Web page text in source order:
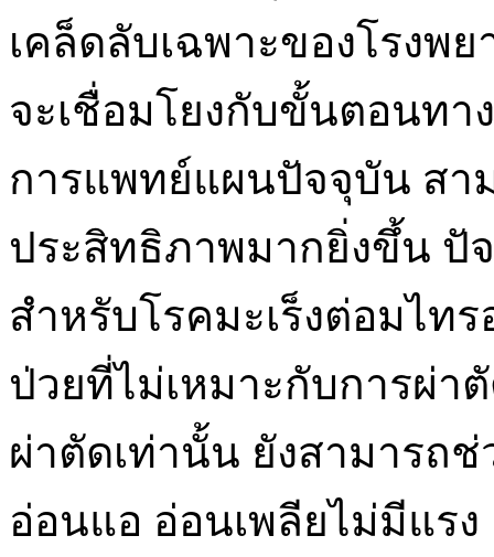
เคล็ดลับเฉพาะของโรงพ
จะเชื่อมโยงกับขั้นตอนท
การแพทย์แผนปัจจุบัน สา
ประสิทธิภาพมากยิ่งขึ้น ปั
สำหรับโรคมะเร็งต่อมไท
ป่วยที่ไม่เหมาะกับการผ่า
ผ่าตัดเท่านั้น ยังสามารถช่
อ่อนแอ อ่อนเพลียไม่มีแร